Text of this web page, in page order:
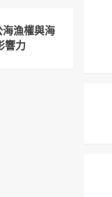
漁權與海
響力